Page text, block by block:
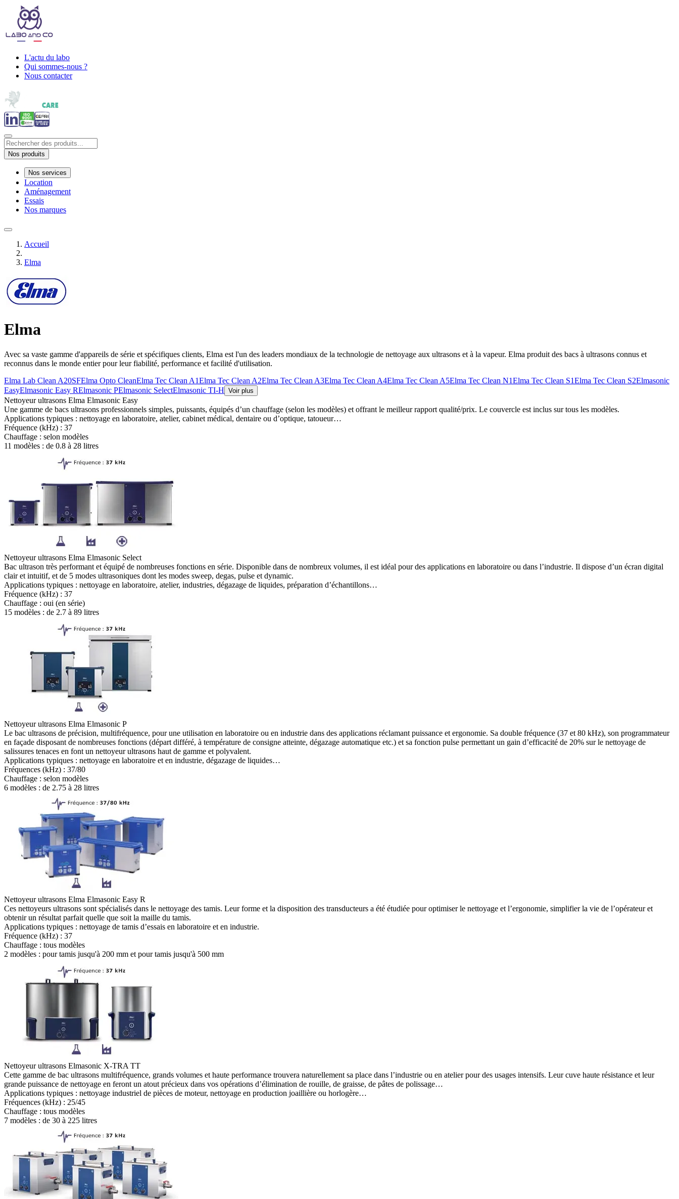
L'actu du labo
Qui sommes-nous ?
Nous contacter
Nos produits
Nos services
Location
Aménagement
Essais
Nos marques
Accueil
Elma
Elma
Avec sa vaste gamme d'appareils de série et spécifiques clients, Elma est l'un des leaders mondiaux de la technologie de nettoyage aux ultrasons et à la vapeur. Elma produit des bacs à ultrasons connus et
reconnus dans le monde entier pour leur fiabilité, performance et facilité d'utilisation.
Elma Lab Clean A20SFElma Opto CleanElma Tec Clean A1Elma Tec Clean A2Elma Tec Clean A3Elma Tec Clean A4Elma Tec Clean A5Elma Tec Clean N1Elma Tec Clean S1Elma Tec Clean S2Elmasonic
EasyElmasonic Easy RElmasonic PElmasonic SelectElmasonic TI-H Voir plus
Nettoyeur ultrasons Elma Elmasonic Easy
Une gamme de bacs ultrasons professionnels simples, puissants, équipés d’un chauffage (selon les modèles) et offrant le meilleur rapport qualité/prix. Le couvercle est inclus sur tous les modèles.
Applications typiques : nettoyage en laboratoire, atelier, cabinet médical, dentaire ou d’optique, tatoueur…
Fréquence (kHz) : 37
Chauffage : selon modèles
11 modèles : de 0.8 à 28 litres
Nettoyeur ultrasons Elma Elmasonic Select
Bac ultrason très performant et équipé de nombreuses fonctions en série. Disponible dans de nombreux volumes, il est idéal pour des applications en laboratoire ou dans l’industrie. Il dispose d’un écran digital
clair et intuitif, et de 5 modes ultrasoniques dont les modes sweep, degas, pulse et dynamic.
Applications typiques : nettoyage en laboratoire, atelier, industries, dégazage de liquides, préparation d’échantillons…
Fréquence (kHz) : 37
Chauffage : oui (en série)
15 modèles : de 2.7 à 89 litres
Nettoyeur ultrasons Elma Elmasonic P
Le bac ultrasons de précision, multifréquence, pour une utilisation en laboratoire ou en industrie dans des applications réclamant puissance et ergonomie. Sa double fréquence (37 et 80 kHz), son programmateur
en façade disposant de nombreuses fonctions (départ différé, à température de consigne atteinte, dégazage automatique etc.) et sa fonction pulse permettant un gain d’efficacité de 20% sur le nettoyage de
salissures tenaces en font un nettoyeur ultrasons haut de gamme et polyvalent.
Applications typiques : nettoyage en laboratoire et en industrie, dégazage de liquides…
Fréquences (kHz) : 37/80
Chauffage : selon modèles
6 modèles : de 2.75 à 28 litres
Nettoyeur ultrasons Elma Elmasonic Easy R
Ces nettoyeurs ultrasons sont spécialisés dans le nettoyage des tamis. Leur forme et la disposition des transducteurs a été étudiée pour optimiser le nettoyage et l’ergonomie, simplifier la vie de l’opérateur et
obtenir un résultat parfait quelle que soit la maille du tamis.
Applications typiques : nettoyage de tamis d’essais en laboratoire et en industrie.
Fréquence (kHz) : 37
Chauffage : tous modèles
2 modèles : pour tamis jusqu'à 200 mm et pour tamis jusqu'à 500 mm
Nettoyeur ultrasons Elmasonic X-TRA TT
Cette gamme de bac ultrasons multifréquence, grands volumes et haute performance trouvera naturellement sa place dans l’industrie ou en atelier pour des usages intensifs. Leur cuve haute résistance et leur
grande puissance de nettoyage en feront un atout précieux dans vos opérations d’élimination de rouille, de graisse, de pâtes de polissage…
Applications typiques : nettoyage industriel de pièces de moteur, nettoyage en production joaillière ou horlogère…
Fréquences (kHz) : 25/45
Chauffage : tous modèles
7 modèles : de 30 à 225 litres